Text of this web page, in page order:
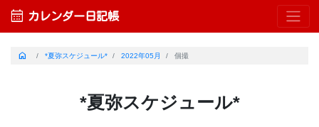
calendar_month カレンダー日記帳
home *夏弥スケジュール* 2022年05月 個撮
*夏弥スケジュール*